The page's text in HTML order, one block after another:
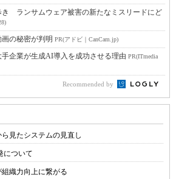
き ランサムウェア被害の新たなミスリードにど
の秘密が判明 PR(アドビ｜CanCam.jp)
企業が生成AI導入を成功させる理由 PR(ITmedia
Recommended by
ら見たシステムの見直し
について
織力向上に繋がる